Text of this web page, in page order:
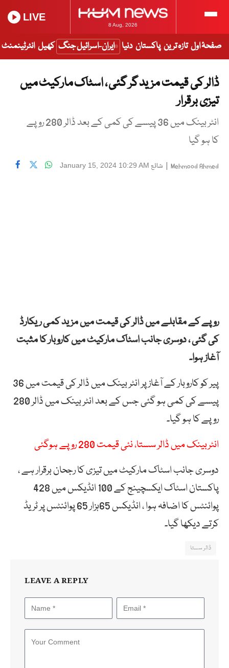
8 Aug, 2026
LIVE
صفحۂ اول تازہ ترین پاکستان دنیا ایران-اسرائیل جنگ کھیل انٹرٹینمنٹ
ڈالر کی قیمت مزید گر گئی ، اسٹاک مارکیٹ میں
تیزی برقرار
انٹر بینک میں 36 پیسے کی کمی کے بعد ڈالر 280 روپے
کا ہو گیا
Mehmood Ahmed
| شائع January 15, 2024 10:29 AM
روپے کے مقابلے میں ڈالر کی قیمت میں مزید کمی ریکارڈ
کی گئی ، دوسری جانب اسٹاک مارکیٹ میں کاروبار کا مثبت
آغاز ہوا۔
پیر کو کاروبار کے آغاز پر انٹر بینک میں ڈالر کی قیمت میں 36
پیسے کی کمی ہو گئی جس کے بعد انٹر بینک میں ڈالر 280
روپے کا ہو گیا۔
انٹربینک میں ڈالر سستا، نئی قیمت 280 روپے ہوگئی
دوسری جانب اسٹاک مارکیٹ میں تیزی کا رجحان برقرار ہے ،
پاکستان اسٹاک ایکسچینج کے 100 انڈیکس میں 428
پوائنٹس کا اضافہ ہوا ، انڈیکس 65ہزار 65 پوائنٹس پر ٹریڈ
کرتے دیکھا گیا۔
ڈالر سستا
LEAVE A REPLY